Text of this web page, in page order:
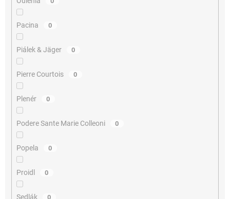
Pacina 0
Piálek & Jäger 0
Pierre Courtois 0
Plenér 0
Podere Sante Marie Colleoni 0
Popela 0
Proidl 0
Sedlák 0